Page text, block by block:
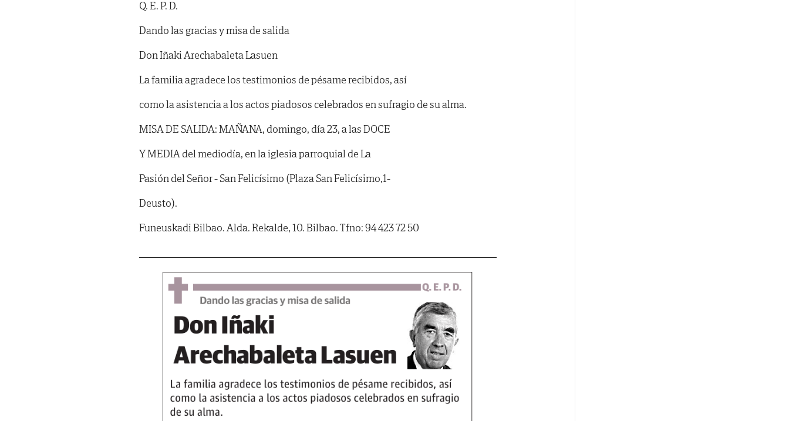
Q. E. P. D.
Dando las gracias y misa de salida
Don Iñaki Arechabaleta Lasuen
La familia agradece los testimonios de pésame recibidos, así
como la asistencia a los actos piadosos celebrados en sufragio de su alma.
MISA DE SALIDA: MAÑANA, domingo, día 23, a las DOCE
Y MEDIA del mediodía, en la iglesia parroquial de La
Pasión del Señor - San Felicísimo (Plaza San Felicísimo,1-
Deusto).
Funeuskadi Bilbao. Alda. Rekalde, 10. Bilbao. Tfno: 94 423 72 50